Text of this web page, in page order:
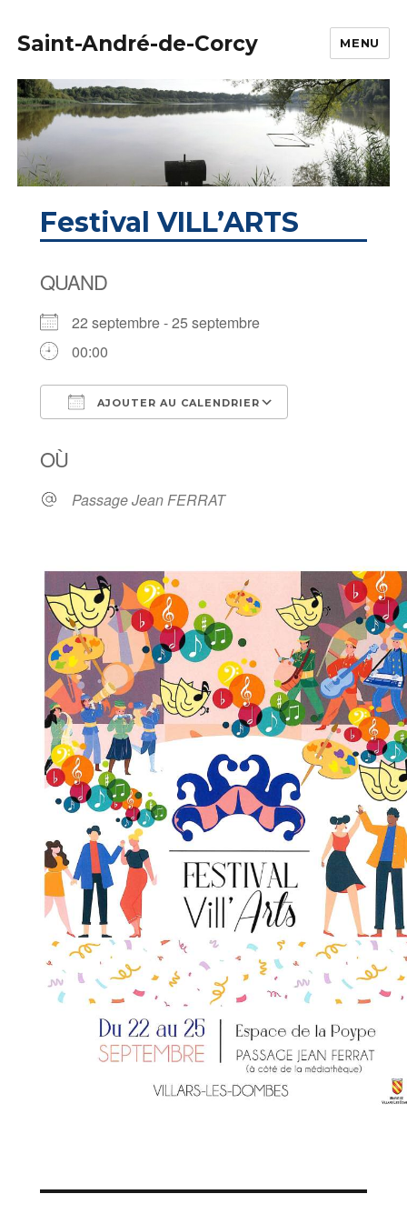
Saint-André-de-Corcy MENU
Festival VILL’ARTS
QUAND
22 septembre - 25 septembre
00:00
AJOUTER AU CALENDRIER
OÙ
Passage Jean FERRAT